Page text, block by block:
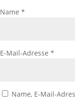
Name *
E-Mail-Adresse *
Name, E-Mail-